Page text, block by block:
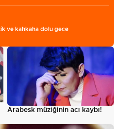
ve kahkaha dolu gece
Arabesk müziğinin acı kaybı!